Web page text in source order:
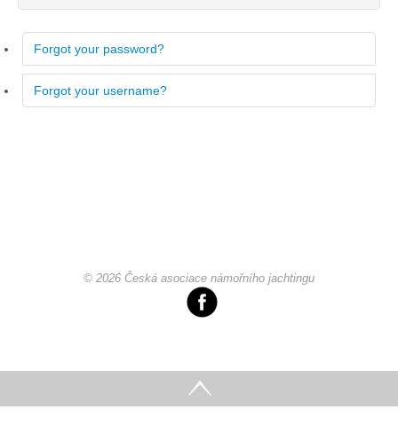
Forgot your password?
Forgot your username?
© 2026 Česká asociace námořního jachtingu